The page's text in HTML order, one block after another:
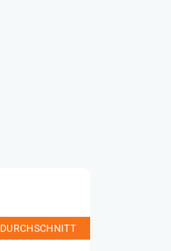
DURCHSCHNITT